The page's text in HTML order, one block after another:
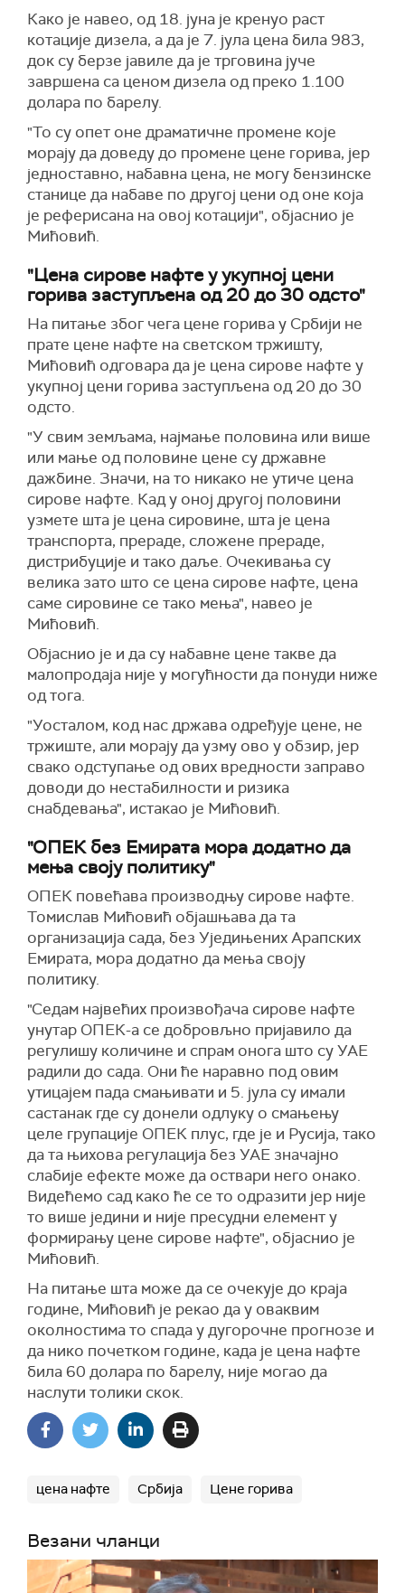
Како је навео, од 18. јуна је кренуо раст
котације дизела, а да је 7. јула цена била 983,
док су берзе јавиле да је трговина јуче
завршена са ценом дизела од преко 1.100
долара по барелу.
"То су опет оне драматичне промене које
морају да доведу до промене цене горива, јер
једноставно, набавна цена, не могу бензинске
станице да набаве по другој цени од оне која
је реферисана на овој котацији", објаснио је
Мићовић.
"Цена сирове нафте у укупној цени
горива заступљена од 20 до 30 одсто"
На питање због чега цене горива у Србији не
прате цене нафте на светском тржишту,
Мићовић одговара да је цена сирове нафте у
укупној цени горива заступљена од 20 до 30
одсто.
"У свим земљама, најмање половина или више
или мање од половине цене су државне
дажбине. Значи, на то никако не утиче цена
сирове нафте. Кад у оној другој половини
узмете шта је цена сировине, шта је цена
транспорта, прераде, сложене прераде,
дистрибуције и тако даље. Очекивања су
велика зато што се цена сирове нафте, цена
саме сировине се тако мења", навео је
Мићовић.
Објаснио је и да су набавне цене такве да
малопродаја није у могућности да понуди ниже
од тога.
"Уосталом, код нас држава одређује цене, не
тржиште, али морају да узму ово у обзир, јер
свако одступање од ових вредности заправо
доводи до нестабилности и ризика
снабдевања", истакао је Мићовић.
"ОПЕК без Емирата мора додатно да
мења своју политику"
ОПЕК повећава производњу сирове нафте.
Томислав Мићовић објашњава да та
организација сада, без Уједињених Арапских
Емирата, мора додатно да мења своју
политику.
"Седам највећих произвођача сирове нафте
унутар ОПЕК-а се добровљно пријавило да
регулишу количине и спрам онога што су УАЕ
радили до сада. Они ће наравно под овим
утицајем пада смањивати и 5. јула су имали
састанак где су донели одлуку о смањењу
целе групације ОПЕК плус, где је и Русија, тако
да та њихова регулација без УАЕ значајно
слабије ефекте може да оствари него онако.
Видећемо сад како ће се то одразити јер није
то више једини и није пресудни елемент у
формирању цене сирове нафте", објаснио је
Мићовић.
На питање шта може да се очекује до краја
године, Мићовић је рекао да у оваквим
околностима то спада у дугорочне прогнозе и
да нико почетком године, када је цена нафте
била 60 долара по барелу, није могао да
наслути толики скок.
цена нафте Србија Цене горива
Везани чланци